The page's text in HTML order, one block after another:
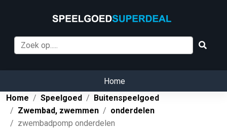
Home
Home
Speelgoed
Buitenspeelgoed
Zwembad, zwemmen
onderdelen
zwembadpomp onderdelen